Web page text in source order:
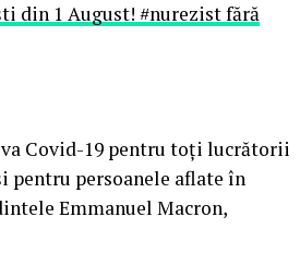
din 1 August! #nurezist fără
Covid-19 pentru toți lucrătorii
pentru persoanele aflate în
Emmanuel Macron,